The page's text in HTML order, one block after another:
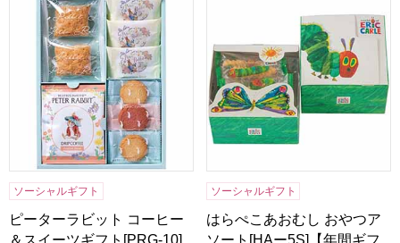
ソーシャルギフト
ピーターラビット コーヒー
＆スイーツギフト[PRG-10]
ソーシャルギフト
はらぺこあおむし おやつア
ソート[HAー5S]【年間ギフ